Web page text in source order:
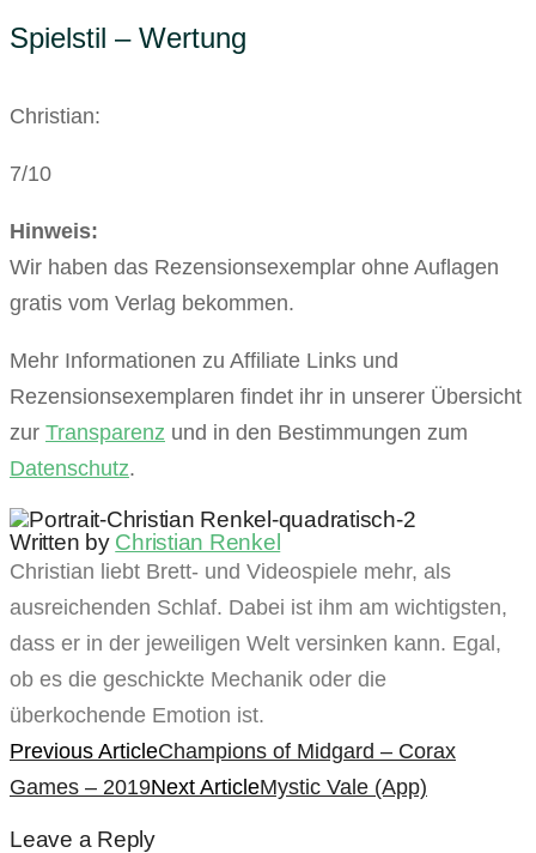
Spielstil – Wertung
Christian:
7/10
Hinweis:
Wir haben das Rezensionsexemplar ohne Auflagen
gratis vom Verlag bekommen.
Mehr Informationen zu Affiliate Links und
Rezensionsexemplaren findet ihr in unserer Übersicht
zur Transparenz und in den Bestimmungen zum
Datenschutz.
Written by Christian Renkel
Christian liebt Brett- und Videospiele mehr, als
ausreichenden Schlaf. Dabei ist ihm am wichtigsten,
dass er in der jeweiligen Welt versinken kann. Egal,
ob es die geschickte Mechanik oder die
überkochende Emotion ist.
Previous ArticleChampions of Midgard – Corax
Games – 2019Next ArticleMystic Vale (App)
Leave a Reply